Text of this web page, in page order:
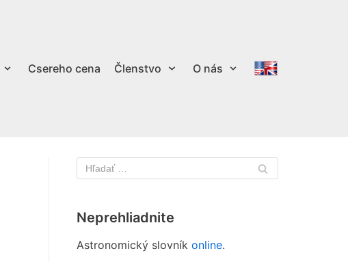
Csereho cena Členstvo O nás
Neprehliadnite
Astronomický slovník online.